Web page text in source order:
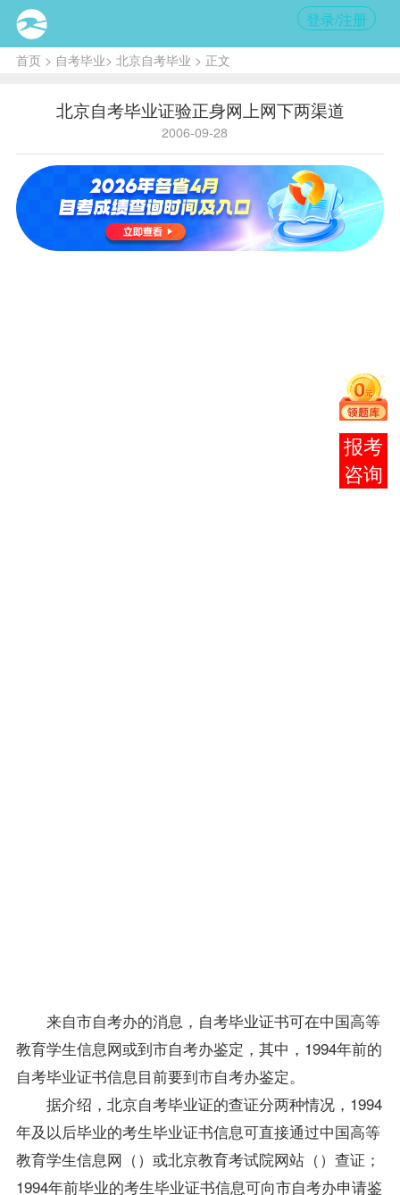
登录/注册
首页> 自考毕业> 北京自考毕业 > 正文
北京自考毕业证验正身网上网下两渠道
2006-09-28
内
要:
通过
来自市自考办的消息，自考毕业证书可在中国高等
教育学生信息网或到市自考办鉴定，其中，1994年前的
自考毕业证书信息目前要到市自考办鉴定。
据介绍， 北京自考毕业证的查证分两种情况，1994
年及以后毕业的考生毕业证书信息可直接通过中国高等
教育学生信息网（）或北京教育考试院网站（）查证；
1994年前毕业的考生毕业证书信息可向市自考办申请鉴
在线
客服